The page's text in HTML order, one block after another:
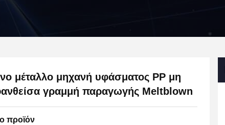
μέταλλο μηχανή υφάσματος PP μη
γραμμή παραγωγής Meltblown
προϊόν